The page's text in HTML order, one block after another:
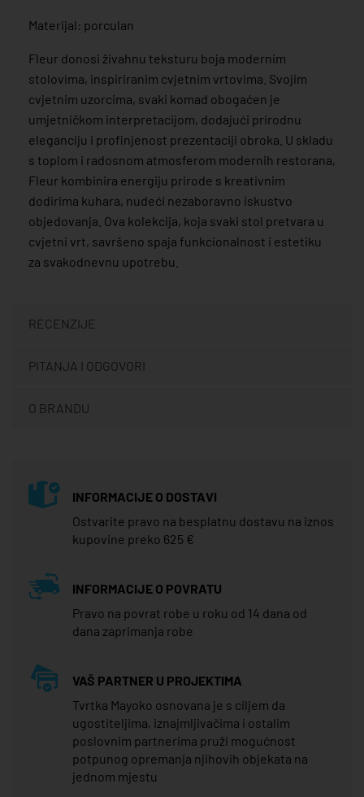
Materijal: porculan
Fleur donosi živahnu teksturu boja modernim
stolovima, inspiriranim cvjetnim vrtovima. Svojim
cvjetnim uzorcima, svaki komad obogaćen je
umjetničkom interpretacijom, dodajući prirodnu
eleganciju i profinjenost prezentaciji obroka. U skladu
s toplom i radosnom atmosferom modernih restorana,
Fleur kombinira energiju prirode s kreativnim
dodirima kuhara, nudeći nezaboravno iskustvo
objedovanja. Ova kolekcija, koja svaki stol pretvara u
cvjetni vrt, savršeno spaja funkcionalnost i estetiku
za svakodnevnu upotrebu.
RECENZIJE
PITANJA I ODGOVORI
O BRANDU
INFORMACIJE O DOSTAVI
Ostvarite pravo na besplatnu dostavu na iznos
kupovine preko 625 €
INFORMACIJE O POVRATU
Pravo na povrat robe u roku od 14 dana od
dana zaprimanja robe
VAŠ PARTNER U PROJEKTIMA
Tvrtka Mayoko osnovana je s ciljem da
ugostiteljima, iznajmljivačima i ostalim
poslovnim partnerima pruži mogućnost
potpunog opremanja njihovih objekata na
jednom mjestu